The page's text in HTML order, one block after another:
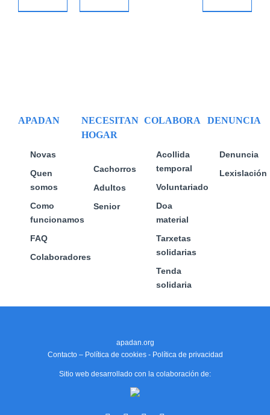
na
produto
na
páxina
na
produto
APADAN
Novas
Quen
somos
Como
funcionamos
FAQ
Colaboradores
NECESITAN
HOGAR
Cachorros
Adultos
Senior
COLABORA
Acollida
temporal
Voluntariado
Doa
material
Tarxetas
solidarias
Tenda
solidaria
DENUNCIA
Denuncia
Lexislación
apadan.org
Contacto– Política de cookies- Política de privacidad
Sitio web desarrollado con la colaboración de: